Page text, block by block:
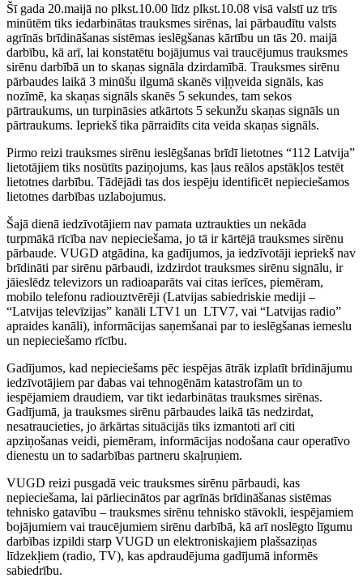
Šī gada 20.maijā no plkst.10.00 līdz plkst.10.08 visā valstī uz trīs
minūtēm tiks iedarbinātas trauksmes sirēnas, lai pārbaudītu valsts
agrīnās brīdināšanas sistēmas ieslēgšanas kārtību un tās 20. maijā
darbību, kā arī, lai konstatētu bojājumus vai traucējumus trauksmes
sirēnu darbībā un to skaņas signāla dzirdamībā. Trauksmes sirēnu
pārbaudes laikā 3 minūšu ilgumā skanēs viļņveida signāls, kas
nozīmē, ka skaņas signāls skanēs 5 sekundes, tam sekos
pārtraukums, un turpināsies atkārtots 5 sekunžu skaņas signāls un
pārtraukums. Iepriekš tika pārraidīts cita veida skaņas signāls.
Pirmo reizi trauksmes sirēnu ieslēgšanas brīdī lietotnes “112 Latvija”
lietotājiem tiks nosūtīts paziņojums, kas ļaus reālos apstākļos testēt
lietotnes darbību. Tādējādi tas dos iespēju identificēt nepieciešamos
lietotnes darbības uzlabojumus.
Šajā dienā iedzīvotājiem nav pamata uztraukties un nekāda
turpmākā rīcība nav nepieciešama, jo tā ir kārtējā trauksmes sirēnu
pārbaude. VUGD atgādina, ka gadījumos, ja iedzīvotāji iepriekš nav
brīdināti par sirēnu pārbaudi, izdzirdot trauksmes sirēnu signālu, ir
jāieslēdz televizors un radioaparāts vai citas ierīces, piemēram,
mobilo telefonu radiouztvērēji (Latvijas sabiedriskie mediji –
“Latvijas televīzijas” kanāli LTV1 un LTV7, vai “Latvijas radio”
apraides kanāli), informācijas saņemšanai par to ieslēgšanas iemeslu
un nepieciešamo rīcību.
Gadījumos, kad nepieciešams pēc iespējas ātrāk izplatīt brīdinājumu
iedzīvotājiem par dabas vai tehnogēnām katastrofām un to
iespējamiem draudiem, var tikt iedarbinātas trauksmes sirēnas.
Gadījumā, ja trauksmes sirēnu pārbaudes laikā tās nedzirdat,
nesatraucieties, jo ārkārtas situācijās tiks izmantoti arī citi
apziņošanas veidi, piemēram, informācijas nodošana caur operatīvo
dienestu un to sadarbības partneru skaļruņiem.
VUGD reizi pusgadā veic trauksmes sirēnu pārbaudi, kas
nepieciešama, lai pārliecinātos par agrīnās brīdināšanas sistēmas
tehnisko gatavību – trauksmes sirēnu tehnisko stāvokli, iespējamiem
bojājumiem vai traucējumiem sirēnu darbībā, kā arī noslēgto līgumu
darbības izpildi starp VUGD un elektroniskajiem plašsaziņas
līdzekļiem (radio, TV), kas apdraudējuma gadījumā informēs
sabiedrību.